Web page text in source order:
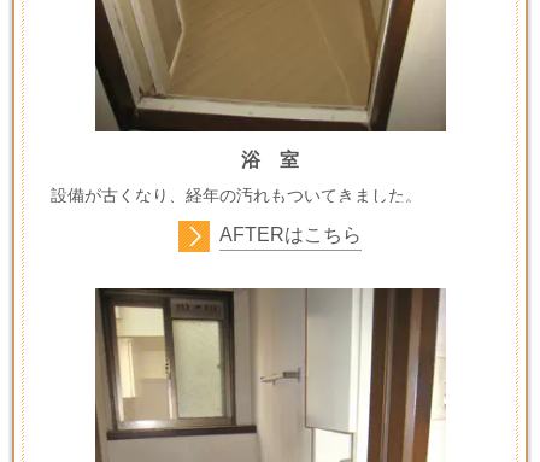
浴 室
設備が古くなり、経年の汚れもついてきました。
AFTERはこちら